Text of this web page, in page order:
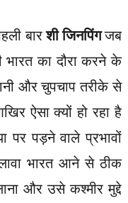
बारशी जिनपिंगजब
भारत का दौरा करने के
और चुपचाप तरीके से
ऐसा क्यों हो रहा है
पर पड़ने वाले प्रभावों
भारत आने से ठीक
और उसे कश्मीर मुद्दे